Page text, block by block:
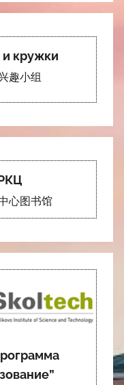
кружки
趣小组
心图书馆